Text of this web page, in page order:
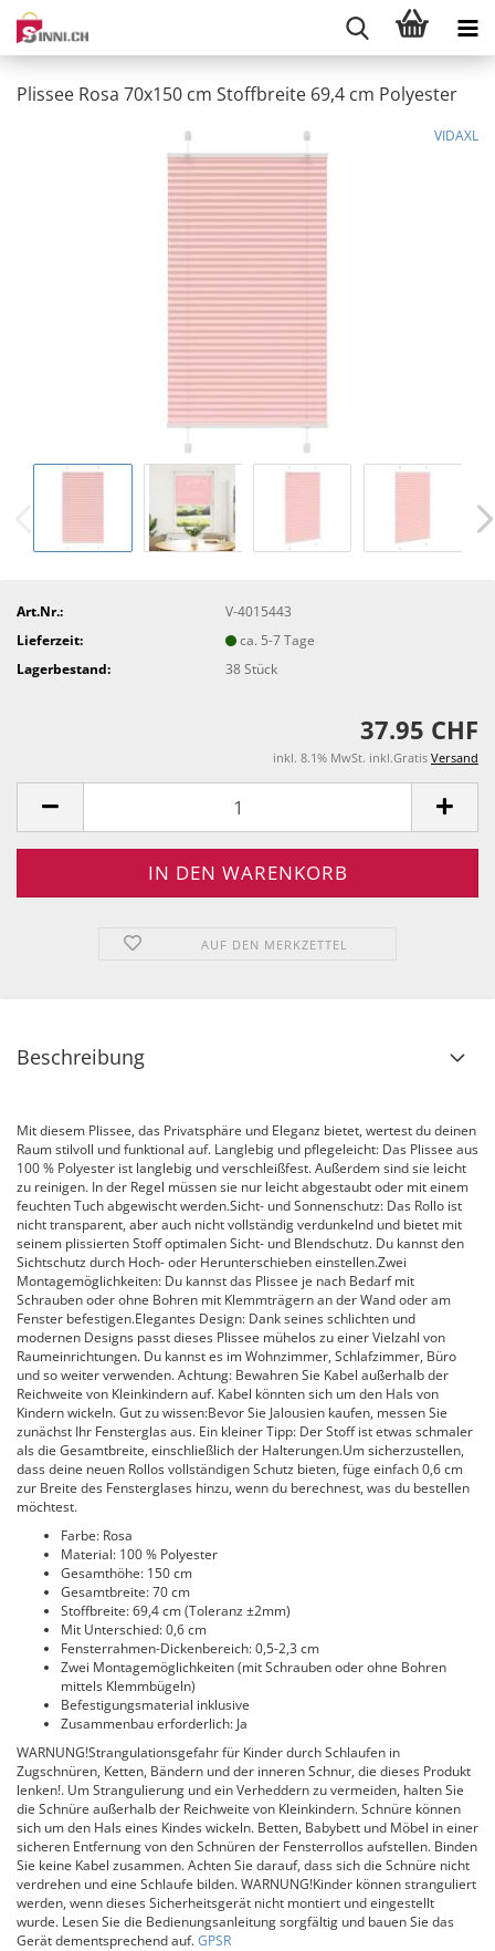
Plissee Rosa 70x150 cm Stoffbreite 69,4 cm Polyester
VIDAXL
Art.Nr.:
V-4015443
Lieferzeit:
ca. 5-7 Tage
Lagerbestand:
38Stück
37.95 CHF
inkl. 8.1% MwSt. inkl.Gratis Versand
AUF DEN MERKZETTEL
Beschreibung
Mit diesem Plissee, das Privatsphäre und Eleganz bietet, wertest du deinen
Raum stilvoll und funktional auf. Langlebig und pflegeleicht: Das Plissee aus
100 % Polyester ist langlebig und verschleißfest. Außerdem sind sie leicht
zu reinigen. In der Regel müssen sie nur leicht abgestaubt oder mit einem
feuchten Tuch abgewischt werden.Sicht- und Sonnenschutz: Das Rollo ist
nicht transparent, aber auch nicht vollständig verdunkelnd und bietet mit
seinem plissierten Stoff optimalen Sicht- und Blendschutz. Du kannst den
Sichtschutz durch Hoch- oder Herunterschieben einstellen.Zwei
Montagemöglichkeiten: Du kannst das Plissee je nach Bedarf mit
Schrauben oder ohne Bohren mit Klemmträgern an der Wand oder am
Fenster befestigen.Elegantes Design: Dank seines schlichten und
modernen Designs passt dieses Plissee mühelos zu einer Vielzahl von
Raumeinrichtungen. Du kannst es im Wohnzimmer, Schlafzimmer, Büro
und so weiter verwenden. Achtung: Bewahren Sie Kabel außerhalb der
Reichweite von Kleinkindern auf. Kabel könnten sich um den Hals von
Kindern wickeln. Gut zu wissen:Bevor Sie Jalousien kaufen, messen Sie
zunächst Ihr Fensterglas aus. Ein kleiner Tipp: Der Stoff ist etwas schmaler
als die Gesamtbreite, einschließlich der Halterungen.Um sicherzustellen,
dass deine neuen Rollos vollständigen Schutz bieten, füge einfach 0,6 cm
zur Breite des Fensterglases hinzu, wenn du berechnest, was du bestellen
möchtest.
Farbe: Rosa
Material: 100 % Polyester
Gesamthöhe: 150 cm
Gesamtbreite: 70 cm
Stoffbreite: 69,4 cm (Toleranz ±2mm)
Mit Unterschied: 0,6 cm
Fensterrahmen-Dickenbereich: 0,5-2,3 cm
Zwei Montagemöglichkeiten (mit Schrauben oder ohne Bohren
mittels Klemmbügeln)
Befestigungsmaterial inklusive
Zusammenbau erforderlich: Ja
WARNUNG!Strangulationsgefahr für Kinder durch Schlaufen in
Zugschnüren, Ketten, Bändern und der inneren Schnur, die dieses Produkt
lenken!. Um Strangulierung und ein Verheddern zu vermeiden, halten Sie
die Schnüre außerhalb der Reichweite von Kleinkindern. Schnüre können
sich um den Hals eines Kindes wickeln. Betten, Babybett und Möbel in einer
sicheren Entfernung von den Schnüren der Fensterrollos aufstellen. Binden
Sie keine Kabel zusammen. Achten Sie darauf, dass sich die Schnüre nicht
verdrehen und eine Schlaufe bilden. WARNUNG!Kinder können stranguliert
werden, wenn dieses Sicherheitsgerät nicht montiert und eingestellt
wurde. Lesen Sie die Bedienungsanleitung sorgfältig und bauen Sie das
Gerät dementsprechend auf.GPSR